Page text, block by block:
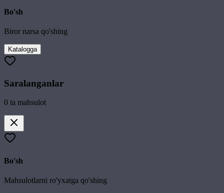
Bo'sh
Biror narsa qo'shing
Katalogga
Saralanganlar
0 ta mahsulot
Bo'sh
Mahsulotlarni ro'yxatga qo'shing